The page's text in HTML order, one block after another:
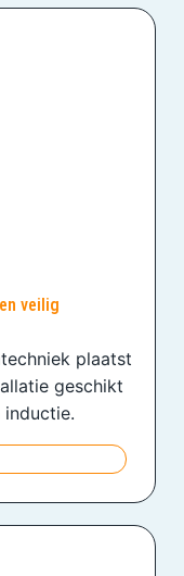
veilig
plaatst
geschikt
inductie.